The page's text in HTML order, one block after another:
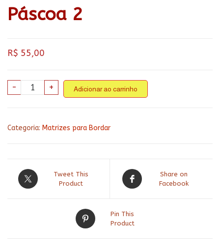
Páscoa 2
R$ 55,00
-
Coleção
cozinha
2
+ Adicionar ao carrinho
Categoria: Matrizes para Bordar
Tweet This
Product
Share on
Facebook
Pin This
Product